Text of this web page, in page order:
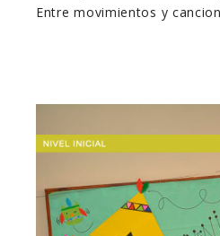
Entre movimientos y